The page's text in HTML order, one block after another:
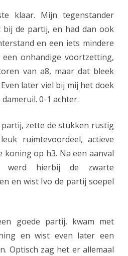
e
a
r
o
d
e
v
e
klaar. Mijn tegenstander
de partij, en had dan ook
en een iets mindere
onhandige voortzetting,
van a8, maar dat bleek
later viel bij mij het doek
0-1 achter.
zette de stukken rustig
ruimtevoordeel, actieve
koning op h3. Na een aanval
werd hierbij de zwarte
en wist Ivo de partij soepel
goede partij, kwam met
en wist even later een
Optisch zag het er allemaal